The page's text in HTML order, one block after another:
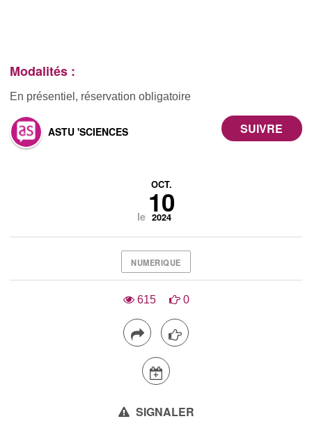
Modalités :
En présentiel, réservation obligatoire
ASTU 'SCIENCES
le
OCT.
10
2024
NUMERIQUE
615 0
SIGNALER